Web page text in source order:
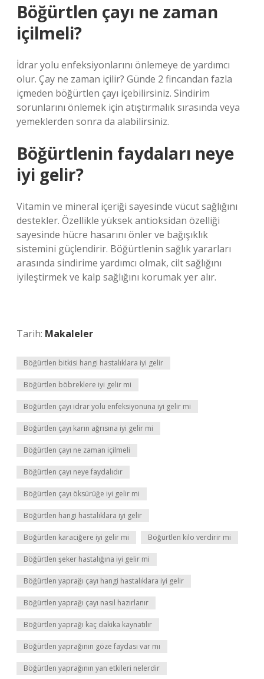
Böğürtlen çayı ne zaman
içilmeli?
İdrar yolu enfeksiyonlarını önlemeye de yardımcı
olur. Çay ne zaman içilir? Günde 2 fincandan fazla
içmeden böğürtlen çayı içebilirsiniz. Sindirim
sorunlarını önlemek için atıştırmalık sırasında veya
yemeklerden sonra da alabilirsiniz.
Böğürtlenin faydaları neye
iyi gelir?
Vitamin ve mineral içeriği sayesinde vücut sağlığını
destekler. Özellikle yüksek antioksidan özelliği
sayesinde hücre hasarını önler ve bağışıklık
sistemini güçlendirir. Böğürtlenin sağlık yararları
arasında sindirime yardımcı olmak, cilt sağlığını
iyileştirmek ve kalp sağlığını korumak yer alır.
Tarih: Makaleler
Böğürtlen bitkisi hangi hastalıklara iyi gelir
Böğürtlen böbreklere iyi gelir mi
Böğürtlen çayı idrar yolu enfeksiyonuna iyi gelir mi
Böğürtlen çayı karın ağrısına iyi gelir mi
Böğürtlen çayı ne zaman içilmeli
Böğürtlen çayı neye faydalıdır
Böğürtlen çayı öksürüğe iyi gelir mi
Böğürtlen hangi hastalıklara iyi gelir
Böğürtlen karaciğere iyi gelir mi Böğürtlen kilo verdirir mi
Böğürtlen şeker hastalığına iyi gelir mi
Böğürtlen yaprağı çayı hangi hastalıklara iyi gelir
Böğürtlen yaprağı çayı nasıl hazırlanır
Böğürtlen yaprağı kaç dakika kaynatılır
Böğürtlen yaprağının göze faydası var mı
Böğürtlen yaprağının yan etkileri nelerdir